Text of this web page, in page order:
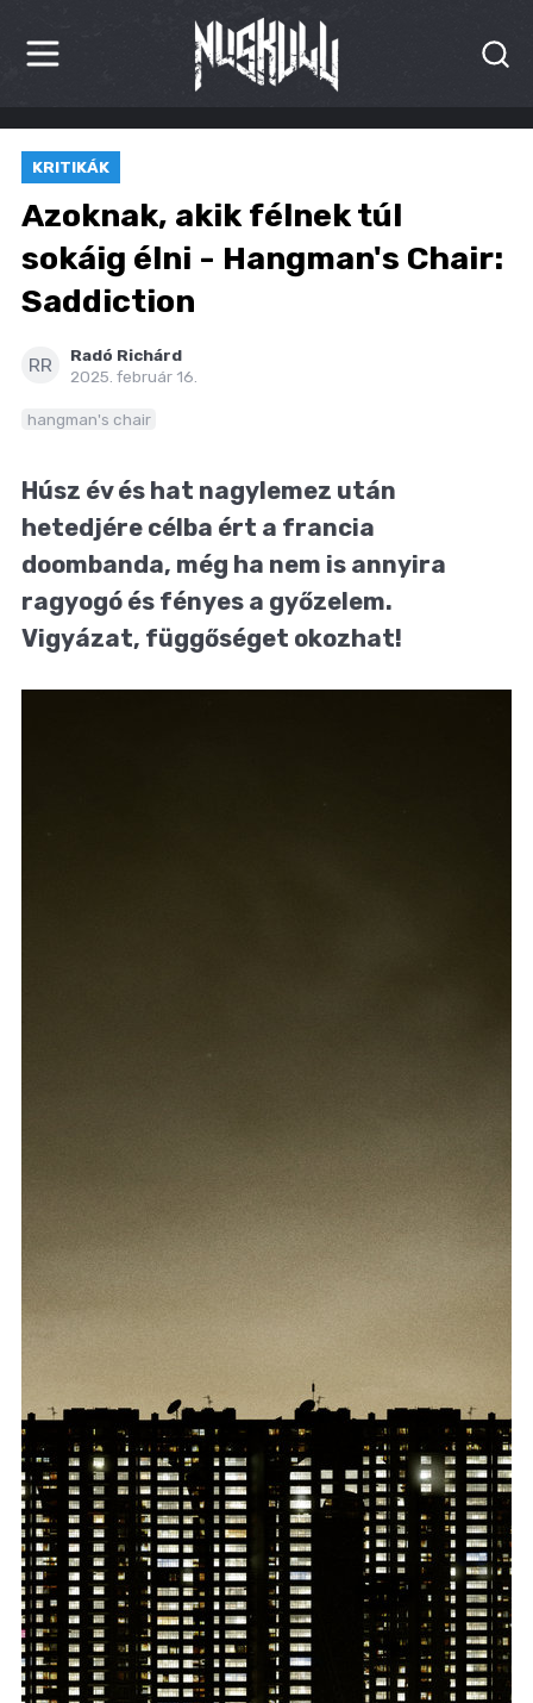
HÍREK
KRITIKÁK
BESZÁMOLÓK
INTERJÚK
PREMIEREK
BLOG
KRITIKÁK
Azoknak, akik félnek túl
sokáig élni - Hangman's Chair:
Saddiction
RR
Radó Richárd
2025. február 16.
hangman's chair
Húsz év és hat nagylemez után
hetedjére célba ért a francia
doombanda, még ha nem is annyira
ragyogó és fényes a győzelem.
Vigyázat, függőséget okozhat!